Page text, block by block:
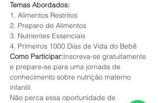
Temas Abordados:
1. Alimentos Restritos
2. Preparo de Alimentos
3. Nutrientes Essenciais
4. Primeiros 1000 Dias de Vida do Bebê
Como Participar:Inscreva-se gratuitamente
e prepare-se para uma jornada de
conhecimento sobre nutrição materno
infantil.
Não perca essa oportunidade de